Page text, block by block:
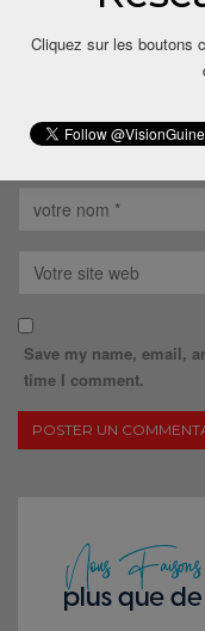
Save my name, email,
time I comment.
Cliquez sur les boutons